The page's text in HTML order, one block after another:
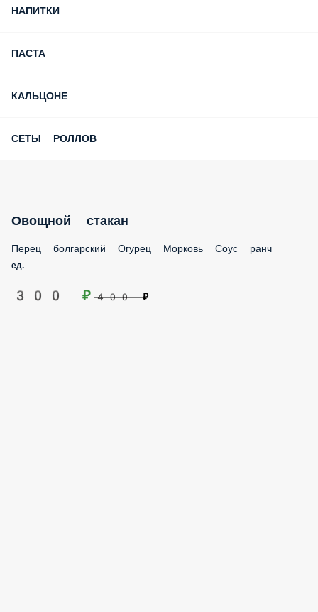
НАПИТКИ
ПАСТА
КАЛЬЦОНЕ
СЕТЫ РОЛЛОВ
Овощной стакан
Перец болгарский Огурец Морковь Соус ранч
ед.
300 ₽ 400 ₽